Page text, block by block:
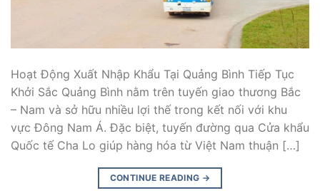
Hoạt Động Xuất Nhập Khẩu Tại Quảng Bình Tiếp Tục
Khởi Sắc Quảng Bình nằm trên tuyến giao thương Bắc
– Nam và sở hữu nhiều lợi thế trong kết nối với khu
vực Đông Nam Á. Đặc biệt, tuyến đường qua Cửa khẩu
Quốc tế Cha Lo giúp hàng hóa từ Việt Nam thuận […]
CONTINUE READING →